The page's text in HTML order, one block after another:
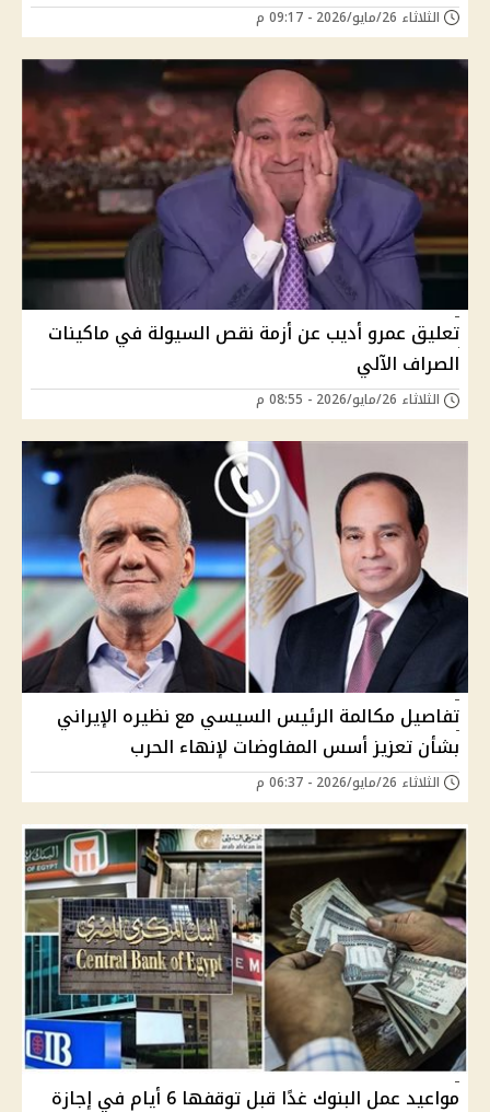
الثلاثاء 26/مايو/2026 - 09:17 م
تعليق عمرو أديب عن أزمة نقص السيولة في ماكينات
الصراف الآلي
الثلاثاء 26/مايو/2026 - 08:55 م
تفاصيل مكالمة الرئيس السيسي مع نظيره الإيراني
بشأن تعزيز أسس المفاوضات لإنهاء الحرب
الثلاثاء 26/مايو/2026 - 06:37 م
مواعيد عمل البنوك غدًا قبل توقفها 6 أيام في إجازة